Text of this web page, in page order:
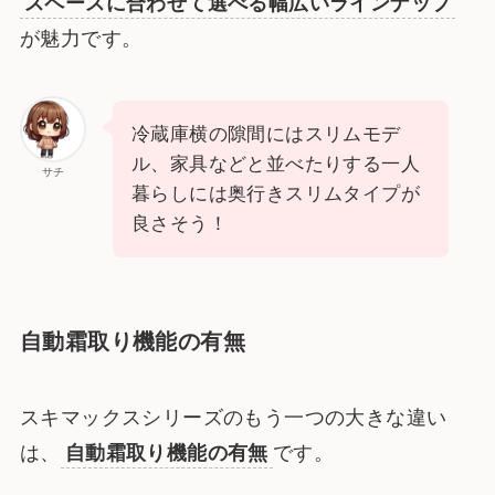
が魅力です。
サチ
冷蔵庫横の隙間にはスリムモデ
ル、家具などと並べたりする一人
暮らしには奥行きスリムタイプが
良さそう！
自動霜取り機能の有無
スキマックスシリーズのもう一つの大きな違い
は、
自動霜取り機能の有無 です。